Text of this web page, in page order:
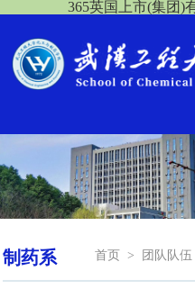
365英国上市(集团)
制药系 首页 > 团队队伍